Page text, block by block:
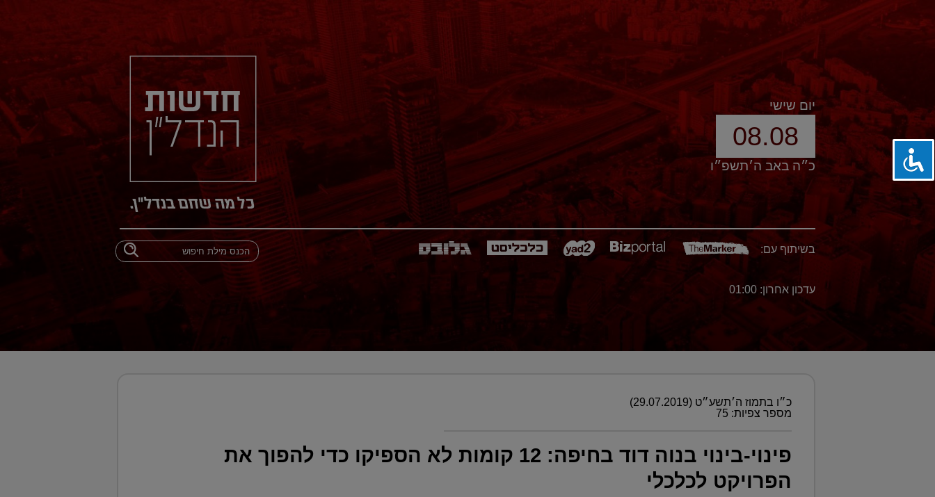
יום שישי
08.08
כ״ה באב ה׳תשפ״ו
בשיתוף עם:
עדכון אחרון: 01:00
כ״ו בתמוז ה׳תשע״ט (29.07.2019)
מספר צפיות: 75
פינוי-בינוי בנוה דוד בחיפה: 12 קומות לא הספיקו כדי להפוך את
הפרויקט לכלכלי